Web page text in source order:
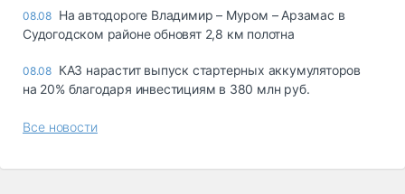
08.08 На автодороге Владимир – Муром – Арзамас в
Судогодском районе обновят 2,8 км полотна
08.08 КАЗ нарастит выпуск стартерных аккумуляторов
на 20% благодаря инвестициям в 380 млн руб.
Все новости